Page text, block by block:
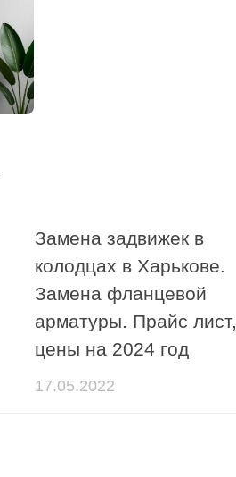
Замена задвижек в
колодцах в Харькове.
Замена фланцевой
арматуры. Прайс лист,
цены на 2024 год
17.05.2022